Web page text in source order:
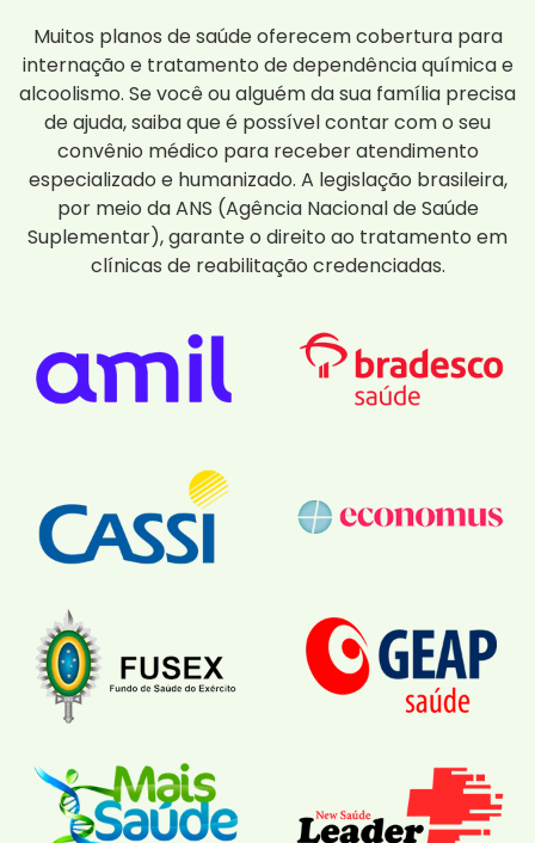
Muitos planos de saúde oferecem cobertura para
internação e tratamento de dependência química e
alcoolismo. Se você ou alguém da sua família precisa
de ajuda, saiba que é possível contar com o seu
convênio médico para receber atendimento
especializado e humanizado. A legislação brasileira,
por meio da ANS (Agência Nacional de Saúde
Suplementar), garante o direito ao tratamento em
clínicas de reabilitação credenciadas.